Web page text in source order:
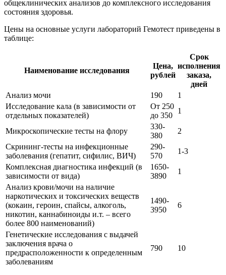
общеклинических анализов до комплексного исследования
состояния здоровья.
Цены на основные услуги лабораторий Гемотест приведены в
таблице:
Наименование исследования
Цена,
рублей
Срок
исполнения
заказа,
дней
Анализ мочи
190
1
Исследование кала (в зависимости от
отдельных показателей)
От 250
до 350
1
Микроскопические тесты на флору
330-
380
2
Скрининг-тесты на инфекционные
заболевания (гепатит, сифилис, ВИЧ)
290-
570
1-3
Комплексная диагностика инфекций (в
зависимости от вида)
1650-
3890
1
Анализ крови/мочи на наличие
наркотических и токсических веществ
(кокаин, героин, спайсы, алкоголь,
никотин, каннабиноиды и.т. – всего
более 800 наименований)
1490-
3950
6
Генетические исследования с выдачей
заключения врача о
предрасположенности к определенным
заболеваниям
790 10